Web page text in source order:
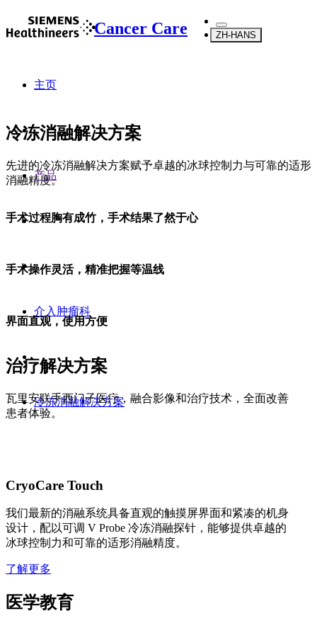
Cancer Care ZH-HANS
主页
产品
介入肿瘤科
冷冻消融解决方案
冷冻消融解决方案
先进的冷冻消融解决方案赋予卓越的冰球控制力与可靠的适形
消融精度。
手术过程胸有成竹，手术结果了然于心
手术操作灵活，精准把握等温线
界面直观，使用方便
治疗解决方案
瓦里安联手西门子医疗，融合影像和治疗技术，全面改善
患者体验。
CryoCare Touch
我们最新的消融系统具备直观的触摸屏界面和紧凑的机身
设计，配以可调 V Probe 冷冻消融探针，能够提供卓越的
冰球控制力和可靠的适形消融精度。
了解更多
医学教育